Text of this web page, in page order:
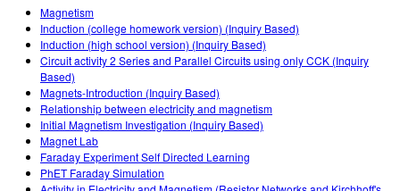
Хемија
Земља& Свемир
Биологија
Преведене симулације
Customizable Sims
Start a Free Trial
Purchase a License
Подели своје активности
Activity Contribution Guidelines
Виртуелне радионице
Professional Learning with PhET
Teaching with PhET
ИНИЦИЈАТИВЕ
Инклузивни дизајн
PhET Глобал
Data Fluency
DEIB in STEM Ed
SceneryStack OSE
ПРИЈАВИТЕ СЕ / РЕГИСТРУЈТЕ СЕ
ПРИЈАВИТЕ СЕ / РЕГИСТРУЈТЕ СЕ
Magnetism
Induction (college homework version) (Inquiry Based)
Induction (high school version) (Inquiry Based)
Circuit activity 2 Series and Parallel Circuits using only CCK (Inquiry
Based)
Magnets-Introduction (Inquiry Based)
Relationship between electricity and magnetism
Initial Magnetism Investigation (Inquiry Based)
Magnet Lab
Faraday Experiment Self Directed Learning
PhET Faraday Simulation